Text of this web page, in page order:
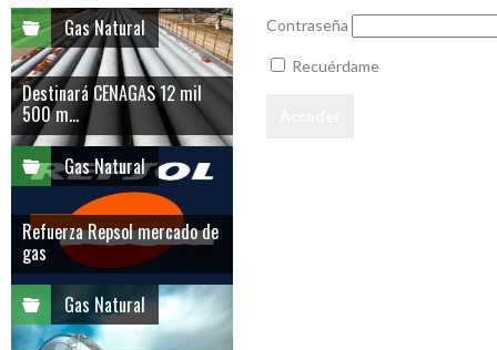
Contraseña
Recuérdame
Gas Natural
Destinará CENAGAS 12 mil
500 m...
Gas Natural
Refuerza Repsol mercado de
gas
Gas Natural